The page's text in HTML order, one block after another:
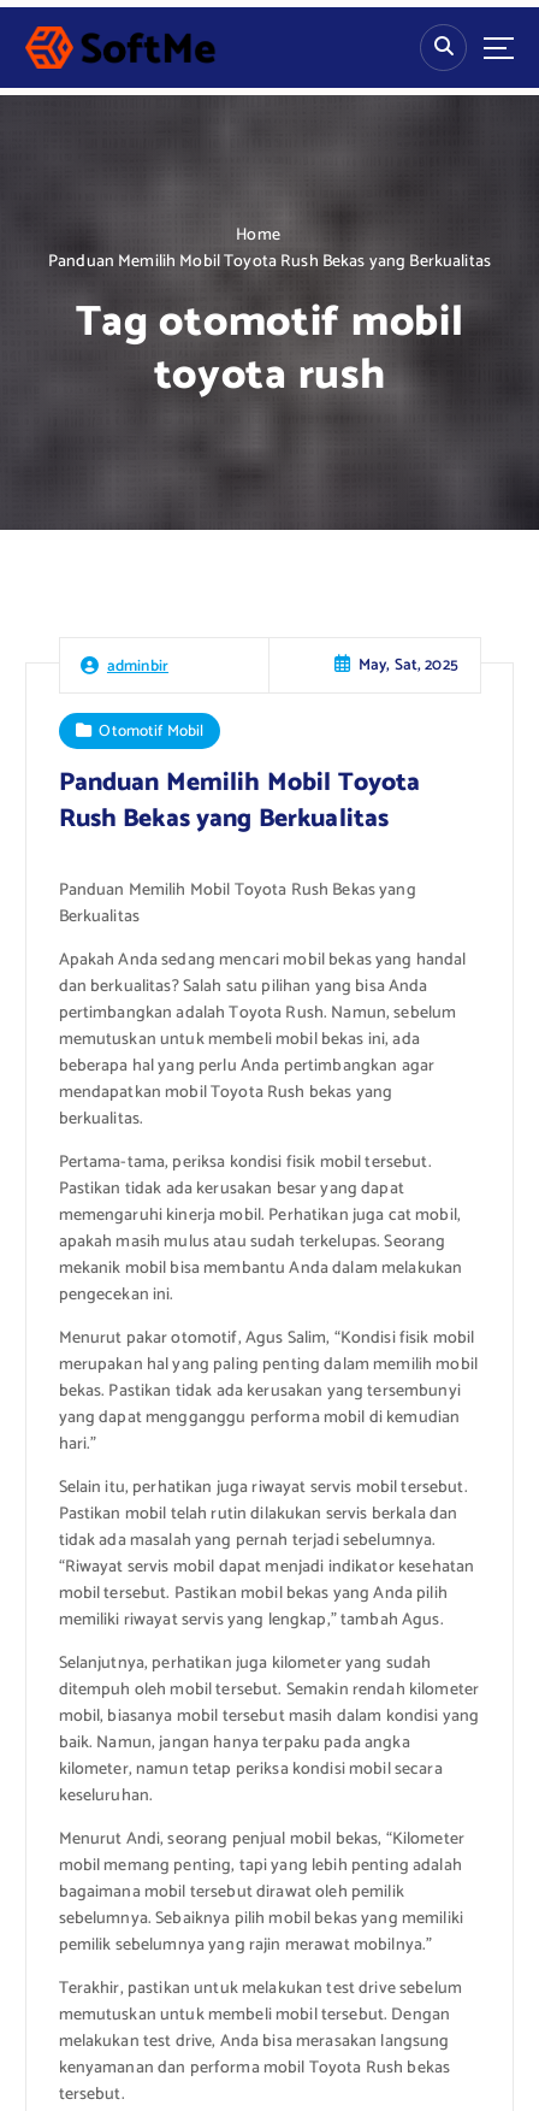
S
p
Home
Panduan Memilih Mobil Toyota Rush Bekas yang Berkualitas
Tag otomotif mobil
toyota rush
adminbir May, Sat, 2025
Otomotif Mobil
Panduan Memilih Mobil Toyota
Rush Bekas yang Berkualitas
Panduan Memilih Mobil Toyota Rush Bekas yang
Berkualitas
Apakah Anda sedang mencari mobil bekas yang handal
dan berkualitas? Salah satu pilihan yang bisa Anda
pertimbangkan adalah Toyota Rush. Namun, sebelum
memutuskan untuk membeli mobil bekas ini, ada
beberapa hal yang perlu Anda pertimbangkan agar
mendapatkan mobil Toyota Rush bekas yang
berkualitas.
Pertama-tama, periksa kondisi fisik mobil tersebut.
Pastikan tidak ada kerusakan besar yang dapat
memengaruhi kinerja mobil. Perhatikan juga cat mobil,
apakah masih mulus atau sudah terkelupas. Seorang
mekanik mobil bisa membantu Anda dalam melakukan
pengecekan ini.
Menurut pakar otomotif, Agus Salim, “Kondisi fisik mobil
merupakan hal yang paling penting dalam memilih mobil
bekas. Pastikan tidak ada kerusakan yang tersembunyi
yang dapat mengganggu performa mobil di kemudian
hari.”
Selain itu, perhatikan juga riwayat servis mobil tersebut.
Pastikan mobil telah rutin dilakukan servis berkala dan
tidak ada masalah yang pernah terjadi sebelumnya.
“Riwayat servis mobil dapat menjadi indikator kesehatan
mobil tersebut. Pastikan mobil bekas yang Anda pilih
memiliki riwayat servis yang lengkap,” tambah Agus.
Selanjutnya, perhatikan juga kilometer yang sudah
ditempuh oleh mobil tersebut. Semakin rendah kilometer
mobil, biasanya mobil tersebut masih dalam kondisi yang
baik. Namun, jangan hanya terpaku pada angka
kilometer, namun tetap periksa kondisi mobil secara
keseluruhan.
Menurut Andi, seorang penjual mobil bekas, “Kilometer
mobil memang penting, tapi yang lebih penting adalah
bagaimana mobil tersebut dirawat oleh pemilik
sebelumnya. Sebaiknya pilih mobil bekas yang memiliki
pemilik sebelumnya yang rajin merawat mobilnya.”
Terakhir, pastikan untuk melakukan test drive sebelum
memutuskan untuk membeli mobil tersebut. Dengan
melakukan test drive, Anda bisa merasakan langsung
kenyamanan dan performa mobil Toyota Rush bekas
tersebut.